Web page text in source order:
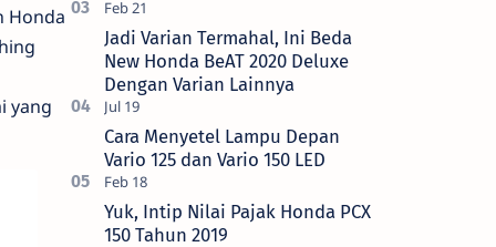
Honda
yang
Jadi Varian Termahal, Ini Beda
New Honda BeAT 2020 Deluxe
Dengan Varian Lainnya
Cara Menyetel Lampu Depan
Vario 125 dan Vario 150 LED
Yuk, Intip Nilai Pajak Honda PCX
150 Tahun 2019